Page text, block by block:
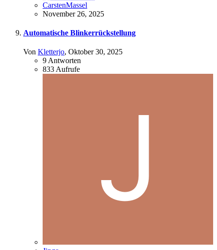
CarstenMassel
November 26, 2025
Automatische Blinkerrückstellung
Von Kletterjo, Oktober 30, 2025
9Antworten
833Aufrufe